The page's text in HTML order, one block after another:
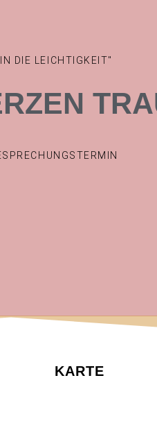
DIE LEICHTIGKEIT"
KARTE